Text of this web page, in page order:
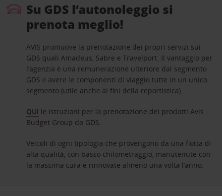
Su GDS l’autonoleggio si
prenota meglio!
AVIS promuove la prenotazione dei propri servizi sui
GDS quali Amadeus, Sabre e Travelport. Il vantaggio per
l’agenzia è una remunerazione ulteriore dal segmento
GDS e avere le componenti di viaggio tutte in un unico
segmento (utile anche ai fini della reportistica).
QUI le istruzioni per la prenotazione dei prodotti Avis
Budget Group da GDS.
Veicoli di ogni tipologia che provengono da una flotta di
alta qualità, con basso chilometraggio, manutenute con
la massima cura e rinnovate almeno una volta l’anno.